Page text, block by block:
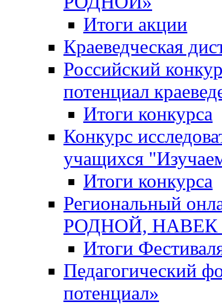
Итоги акции
Краеведческая
Российский
потенциал
Итоги конкурса
Конкурс
учащихся
Итоги конкурса
Региональный
РОДНОЙ,
Итоги
Педагогический
потенциал»